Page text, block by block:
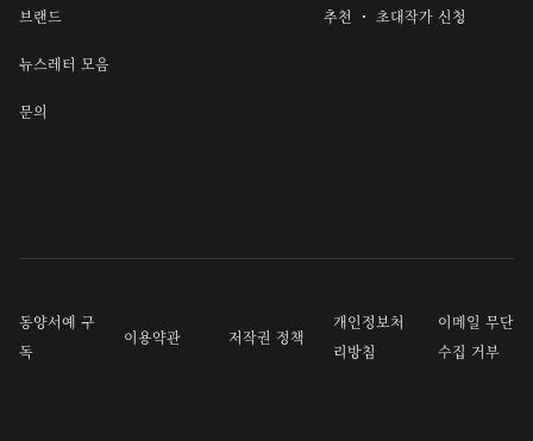
브랜드
뉴스레터 모음
문의
추천 ・ 초대작가 신청
동양서예 구
독
이용약관 저작권 정책
개인정보처
리방침
이메일 무단
수집 거부